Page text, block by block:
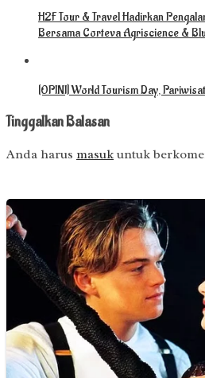
H2F Tour & Travel Hadirkan
Bersama Corteva Agriscience &
[OPINI] World Tourism Day,
Tinggalkan Balasan
Anda harus masuk untuk